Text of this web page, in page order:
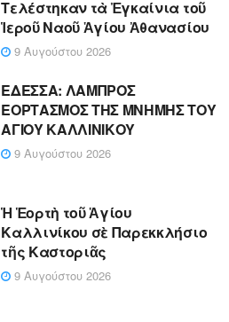
Τελέστηκαν τὰ Ἐγκαίνια τοῦ
Ἱεροῦ Ναοῦ Ἁγίου Ἀθανασίου
9 Αυγούστου 2026
ΕΔΕΣΣΑ: ΛΑΜΠΡΟΣ
ΕΟΡΤΑΣΜΟΣ ΤΗΣ ΜΝΗΜΗΣ ΤΟΥ
ΑΓΙΟΥ ΚΑΛΛΙΝΙΚΟΥ
9 Αυγούστου 2026
Ἡ Ἑορτὴ τοῦ Ἁγίου
Καλλινίκου σὲ Παρεκκλήσιο
τῆς Καστοριᾶς
9 Αυγούστου 2026